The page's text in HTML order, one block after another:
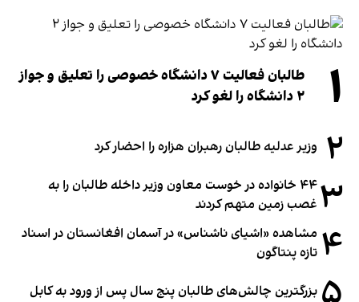
۱
طالبان فعالیت ۷ دانشگاه خصوصی را تعلیق و جواز
۲ دانشگاه را لغو کرد
۲ وزیر عدلیه طالبان رهبران هزاره را احضار کرد
۳
۴۴ خانواده در خوست معاون وزیر داخله طالبان را به
غصب زمین متهم کردند
۴ مشاهده «اشیای ناشناس» در آسمان افغانستان در اسناد
تازه پنتاگون
بزرگترین چالش‌های طالبان پنج سال پس از ورود به کابل